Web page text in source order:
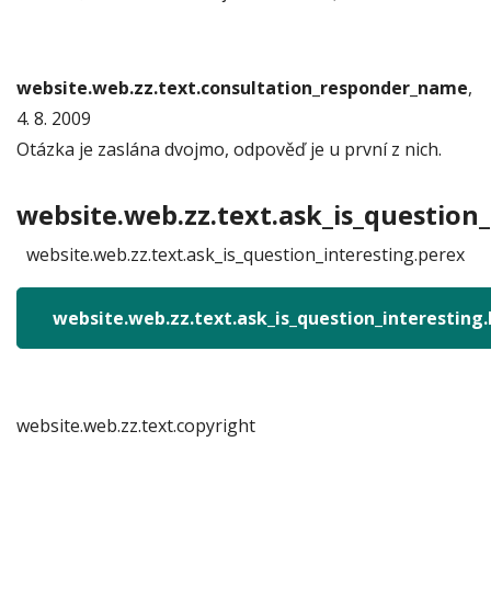
website.web.zz.text.consultation_responder_name,
4. 8. 2009
Otázka je zaslána dvojmo, odpověď je u první z nich.
website.web.zz.text.ask_is_question_interesting.perex
website.web.zz.text.copyright